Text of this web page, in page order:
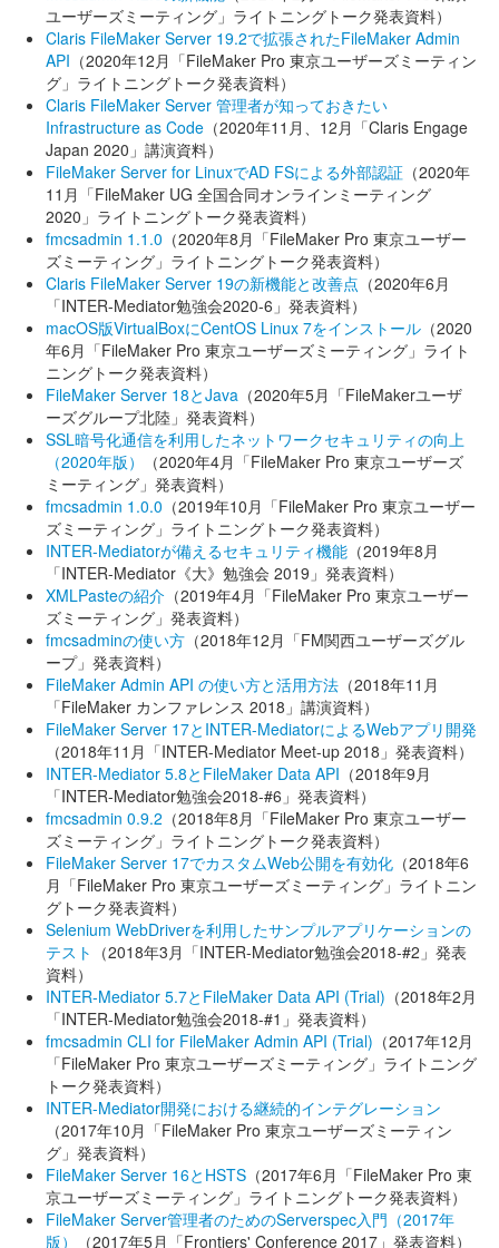
ユーザーズミーティング」ライトニングトーク発表資料）
Claris FileMaker Server 19.2で拡張されたFileMaker Admin
API （2020年12月「FileMaker Pro 東京ユーザーズミーティン
グ」ライトニングトーク発表資料）
Claris FileMaker Server 管理者が知っておきたい
Infrastructure as Code （2020年11月、12月「Claris Engage
Japan 2020」講演資料）
FileMaker Server for LinuxでAD FSによる外部認証 （2020年
11月「FileMaker UG 全国合同オンラインミーティング
2020」ライトニングトーク発表資料）
fmcsadmin 1.1.0 （2020年8月「FileMaker Pro 東京ユーザー
ズミーティング」ライトニングトーク発表資料）
Claris FileMaker Server 19の新機能と改善点 （2020年6月
「INTER-Mediator勉強会2020-6」発表資料）
macOS版VirtualBoxにCentOS Linux 7をインストール （2020
年6月「FileMaker Pro 東京ユーザーズミーティング」ライト
ニングトーク発表資料）
FileMaker Server 18とJava （2020年5月「FileMakerユーザ
ーズグループ北陸」発表資料）
SSL暗号化通信を利用したネットワークセキュリティの向上
（2020年版）
（2020年4月「FileMaker Pro 東京ユーザーズ
ミーティング」発表資料）
fmcsadmin 1.0.0 （2019年10月「FileMaker Pro 東京ユーザー
ズミーティング」ライトニングトーク発表資料）
INTER-Mediatorが備えるセキュリティ機能 （2019年8月
「INTER-Mediator《大》勉強会 2019」発表資料）
XMLPasteの紹介 （2019年4月「FileMaker Pro 東京ユーザー
ズミーティング」発表資料）
fmcsadminの使い方 （2018年12月「FM関西ユーザーズグル
ープ」発表資料）
FileMaker Admin API の使い方と活用方法 （2018年11月
「FileMaker カンファレンス 2018」講演資料）
FileMaker Server 17とINTER-MediatorによるWebアプリ開発
（2018年11月「INTER-Mediator Meet-up 2018」発表資料）
INTER-Mediator 5.8とFileMaker Data API （2018年9月
「INTER-Mediator勉強会2018-#6」発表資料）
fmcsadmin 0.9.2 （2018年8月「FileMaker Pro 東京ユーザー
ズミーティング」ライトニングトーク発表資料）
FileMaker Server 17でカスタムWeb公開を有効化 （2018年6
月「FileMaker Pro 東京ユーザーズミーティング」ライトニン
グトーク発表資料）
Selenium WebDriverを利用したサンプルアプリケーションの
テスト （2018年3月「INTER-Mediator勉強会2018-#2」発表
資料）
INTER-Mediator 5.7とFileMaker Data API (Trial) （2018年2月
「INTER-Mediator勉強会2018-#1」発表資料）
fmcsadmin CLI for FileMaker Admin API (Trial) （2017年12月
「FileMaker Pro 東京ユーザーズミーティング」ライトニング
トーク発表資料）
INTER-Mediator開発における継続的インテグレーション
（2017年10月「FileMaker Pro 東京ユーザーズミーティン
グ」発表資料）
FileMaker Server 16とHSTS （2017年6月「FileMaker Pro 東
京ユーザーズミーティング」ライトニングトーク発表資料）
FileMaker Server管理者のためのServerspec入門（2017年
版）
（2017年5月「Frontiers' Conference 2017」発表資料）